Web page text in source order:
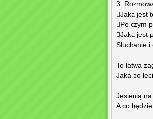
3.
Jaka jest
Po czym
Jaka jest
Słuchanie
To łatwa
Jaka po
Jesienią na
A co